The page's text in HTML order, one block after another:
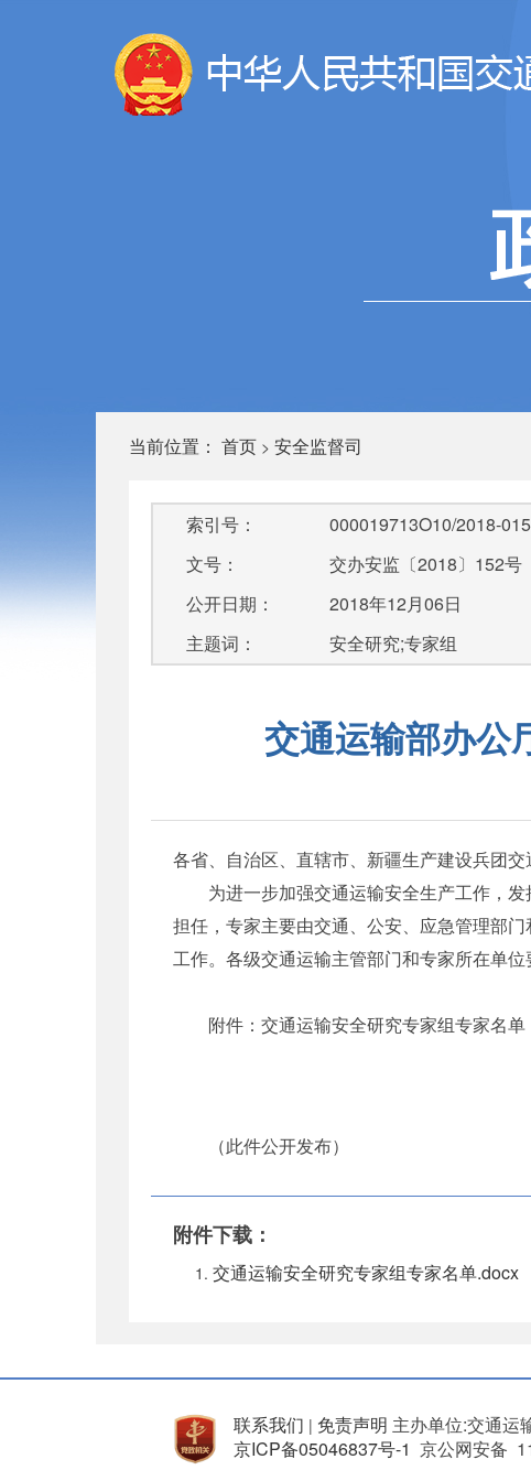
当前位置： 首页 > 安全监督司
索引号：
000019713O10/2018-
文号：
交办安监〔2018〕152号
公开日期：
2018年12月06日
主题词：
安全研究;专家组
交通运输部办公
各省、自治区、直辖市、新疆生产建设兵团
为进一步加强交通运输安全生产工作，发
担任，专家主要由交通、公安、应急管理部
工作。各级交通运输主管部门和专家所在单位
附件：交通运输安全研究专家组专家名单
（此件公开发布）
附件下载：
交通运输安全研究专家组专家名单.docx
联系我们 | 免责声明 主办单位:交通运
京ICP备05046837号-1 京公网安备